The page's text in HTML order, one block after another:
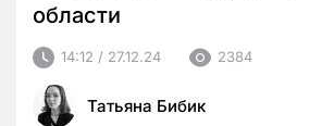
области
14:12 / 27.12.24 2384
Татьяна Бибик